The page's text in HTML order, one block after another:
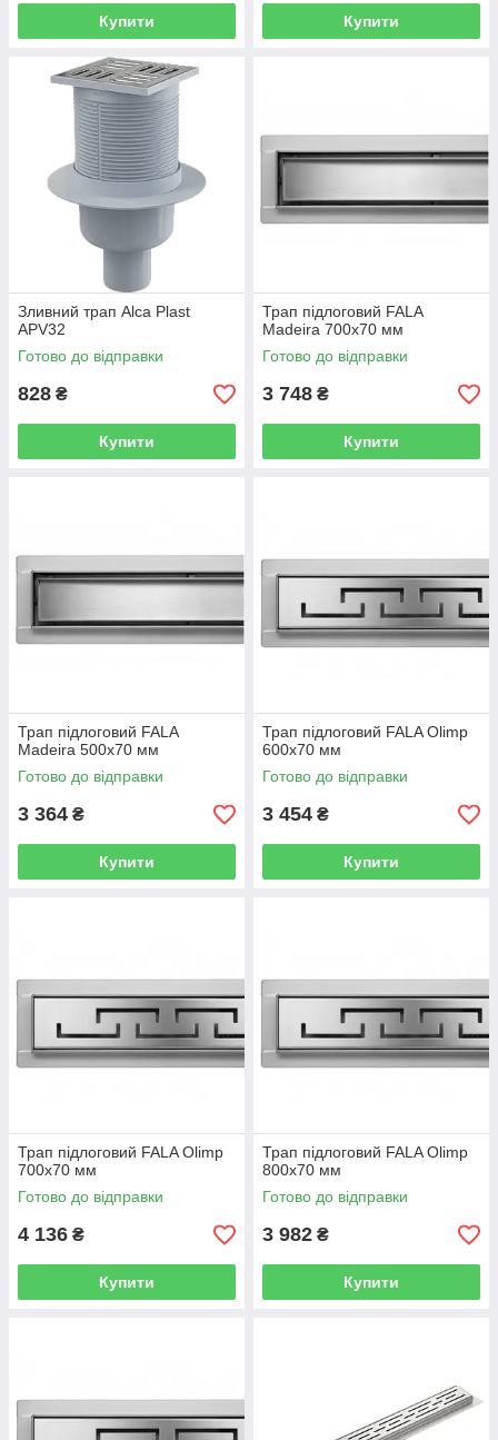
Купити Купити
Зливний трап Alca Plast
APV32
Готово до відправки
828 ₴
Купити
Трап підлоговий FALA
Madeira 700x70 мм
Готово до відправки
3 748 ₴
Купити
Трап підлоговий FALA
Madeira 500x70 мм
Готово до відправки
3 364 ₴
Купити
Трап підлоговий FALA Olimp
600x70 мм
Готово до відправки
3 454 ₴
Купити
Трап підлоговий FALA Olimp
700x70 мм
Готово до відправки
4 136 ₴
Купити
Трап підлоговий FALA Olimp
800x70 мм
Готово до відправки
3 982 ₴
Купити